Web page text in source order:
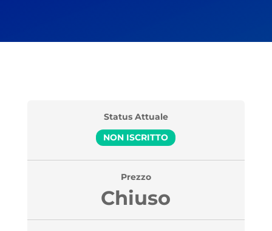
Status Attuale
NON ISCRITTO
Prezzo
Chiuso